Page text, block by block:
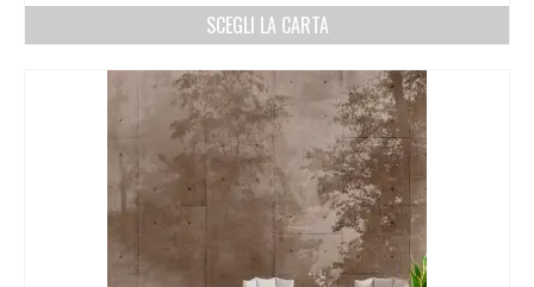
SCEGLI LA CARTA